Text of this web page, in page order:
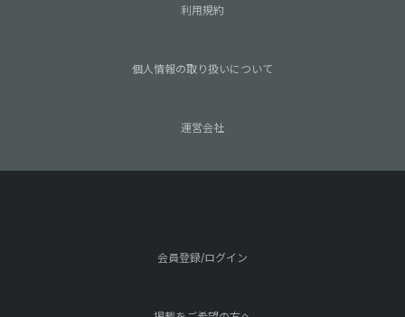
利用規約
個人情報の取り扱いについて
運営会社
会員登録/ログイン